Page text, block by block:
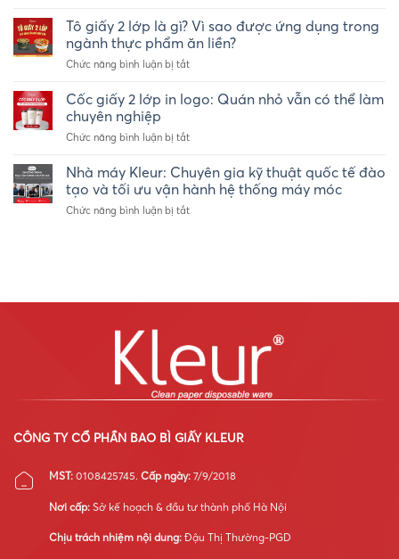
Nha
Trang
ly
giấy
logo
riêng
lượng
ít
Ly
take-
away
Tô giấy 2 lớp là gì? Vì sao được ứng dụng trong
ngành thực phẩm ăn liền?
Chức năng bình luận bị tắtở
2
là
Vì
sao
ứng
ăn
Cốc giấy 2 lớp in logo: Quán nhỏ vẫn có thể làm
chuyên nghiệp
Chức năng bình luận bị tắtở
giấy
2
lớp
in
thể
nghiệp
Nhà máy Kleur: Chuyên gia kỹ thuật quốc tế đào
tạo và tối ưu vận hành hệ thống máy móc
Chức năng bình luận bị tắtở
kỹ
tế
đào
và
vận
thống
móc
CÔNG TY CỔ PHẦN BAO BÌ GIẤY KLEUR
MST: 0108425745. Cấp ngày: 7/9/2018
Nơi cấp: Sở kế hoạch & đầu tư thành phố Hà Nội
Chịu trách nhiệm nội dung: Đậu Thị Thường-PGD